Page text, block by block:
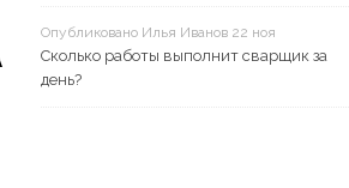
Опубликовано Илья Иванов 22 ноя
Сколько работы выполнит сварщик за
день?